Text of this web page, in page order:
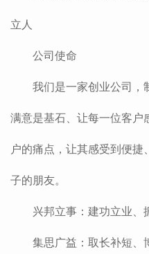
立人
公司使命
我们是一家创业公司，
满意是基石、让每一位客户
户的痛点，让其感受到便
子的朋友。
兴邦立事：建功立业、
集思广益：取长补短、